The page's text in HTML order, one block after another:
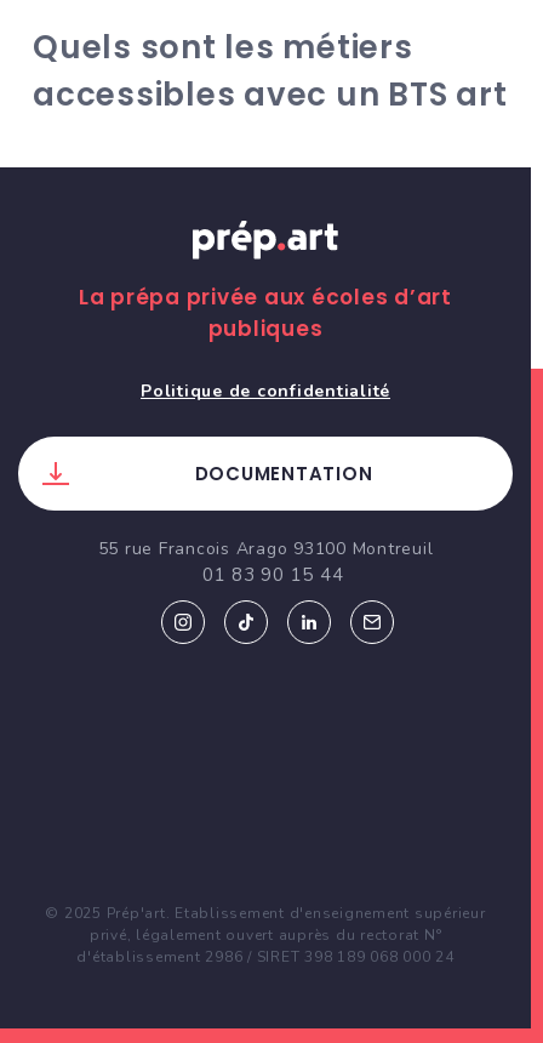
Quels sont les métiers
accessibles avec un BTS art
La prépa privée aux écoles d’art
publiques
Politique de confidentialité
DOCUMENTATION
55 rue Francois Arago 93100 Montreuil
01 83 90 15 44
© 2025 Prép'art. Etablissement d'enseignement supérieur
privé, légalement ouvert auprès du rectorat N°
d'établissement 2986 / SIRET 398 189 068 000 24